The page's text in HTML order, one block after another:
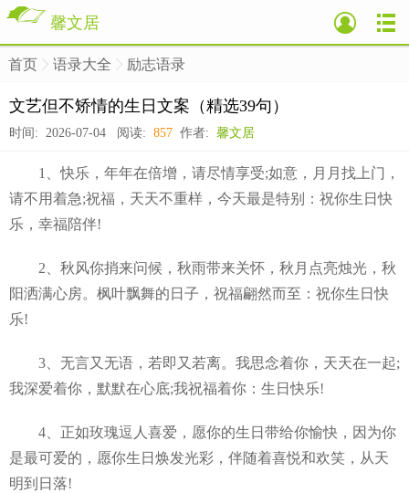
馨文居
首页 语录大全 励志语录
文艺但不矫情的生日文案（精选39句）
时间: 2026-07-04 阅读: 857 作者: 馨文居
1、快乐，年年在倍增，请尽情享受;如意，月月找上门，
请不用着急;祝福，天天不重样，今天最是特别：祝你生日快
乐，幸福陪伴!
2、秋风你捎来问候，秋雨带来关怀，秋月点亮烛光，秋
阳洒满心房。枫叶飘舞的日子，祝福翩然而至：祝你生日快
乐!
3、无言又无语，若即又若离。我思念着你，天天在一起;
我深爱着你，默默在心底;我祝福着你：生日快乐!
4、正如玫瑰逗人喜爱，愿你的生日带给你愉快，因为你
是最可爱的，愿你生日焕发光彩，伴随着喜悦和欢笑，从天
明到日落!